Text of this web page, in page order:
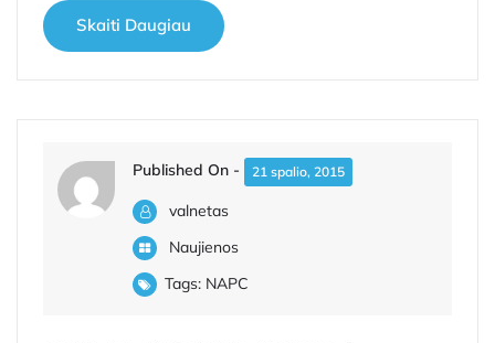
Skaiti Daugiau
Published On - 21 spalio, 2015
valnetas
Naujienos
Tags: NAPC